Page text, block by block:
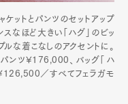
ットとパンツのセットアップ
なほど大きい「ハグ」のビッ
な着こなしのアクセントに。
ンツ¥176,000、バッグ「ハ
¥126,500／すべてフェラガモ